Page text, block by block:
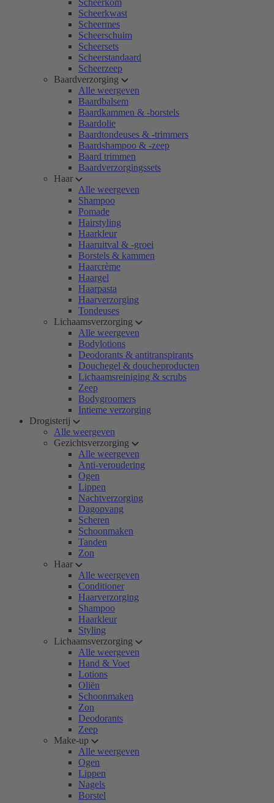
Scheerkom
Scheerkwast
Scheermes
Scheerschuim
Scheersets
Scheerstandaard
Scheerzeep
Baardverzorging
Alle weergeven
Baardbalsem
Baardkammen & -borstels
Baardolie
Baardtondeuses & -trimmers
Baardshampoo & -zeep
Baard trimmen
Baardverzorgingssets
Haar
Alle weergeven
Shampoo
Pomade
Hairstyling
Haarkleur
Haaruitval & -groei
Borstels & kammen
Haarcrème
Haargel
Haarpasta
Haarverzorging
Tondeuses
Lichaamsverzorging
Alle weergeven
Bodylotions
Deodorants & antitranspirants
Douchegel & doucheproducten
Lichaamsreiniging & scrubs
Zeep
Bodygroomers
Intieme verzorging
Drogisterij
Alle weergeven
Gezichtsverzorging
Alle weergeven
Anti-veroudering
Ogen
Lippen
Nachtverzorging
Dagopvang
Scheren
Schoonmaken
Tanden
Zon
Haar
Alle weergeven
Conditioner
Haarverzorging
Shampoo
Haarkleur
Styling
Lichaamsverzorging
Alle weergeven
Hand & Voet
Lotions
Oliën
Schoonmaken
Zon
Deodorants
Zeep
Make-up
Alle weergeven
Ogen
Lippen
Nagels
Borstel